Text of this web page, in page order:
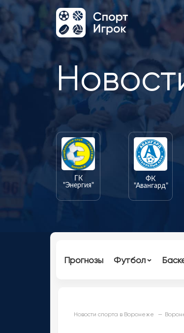
ГК
"Энергия"
ФК
"Авангард"
Прогнозы Футбол
Новости спорта в Воронеже